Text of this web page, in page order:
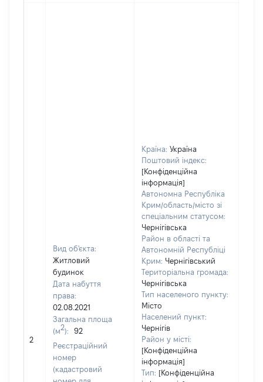
2
Вид об'єкта:
Житловий
будинок
Дата набуття
права:
02.08.2021
Загальна площа
(м2):
92
Реєстраційний
номер
(кадастровий
Країна: Україна
Поштовий індекс:
[Конфіденційна
інформація]
Автономна Республіка
Крим/область/місто зі
спеціальним статусом:
Чернігівська
Район в області та
Автономній Республіці
Крим: Чернігівський
Територіальна громада:
Чернігівська
Тип населеного пункту:
Місто
Населений пункт:
Чернігів
Район у місті:
[Конфіденційна
інформація]
Тип: [Конфіденційна